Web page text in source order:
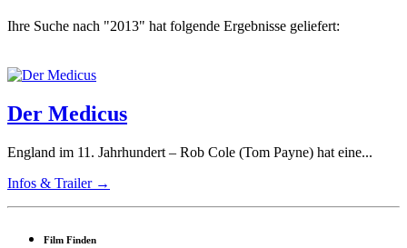
Ihre Suche nach "2013" hat folgende Ergebnisse geliefert:
Der Medicus
England im 11. Jahrhundert – Rob Cole (Tom Payne) hat eine...
Infos & Trailer →
Film Finden